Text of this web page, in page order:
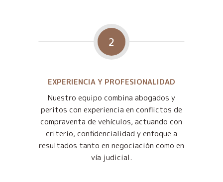
2
EXPERIENCIA Y PROFESIONALIDAD
Nuestro equipo combina abogados y
peritos con experiencia en conflictos de
compraventa de vehículos, actuando con
criterio, confidencialidad y enfoque a
resultados tanto en negociación como en
vía judicial.